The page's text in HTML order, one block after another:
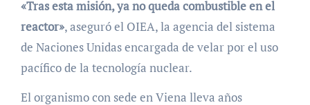
«Tras esta misión, ya no queda combustible en el
reactor», aseguró el OIEA, la agencia del sistema
de Naciones Unidas encargada de velar por el uso
pacífico de la tecnología nuclear.
El organismo con sede en Viena lleva años